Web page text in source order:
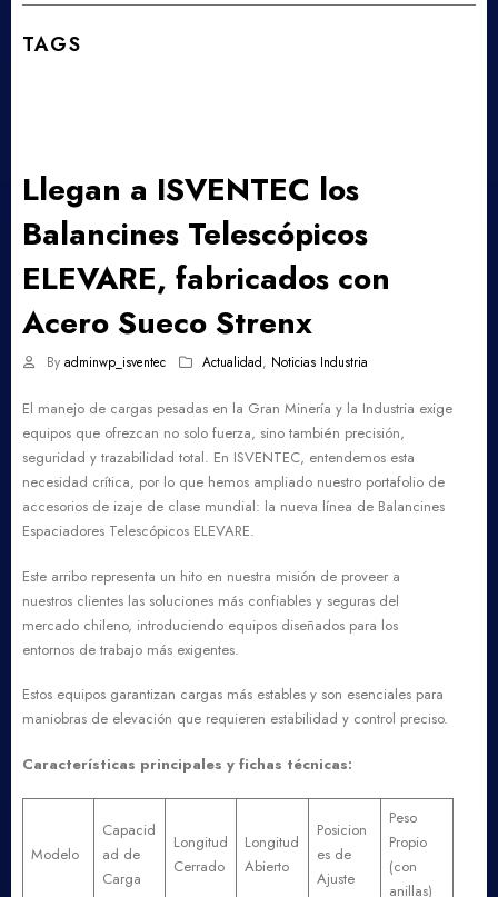
Llegan a ISVENTEC los
Balancines Telescópicos
ELEVARE, fabricados con
Acero Sueco Strenx
By adminwp_isventec Actualidad, Noticias Industria
El manejo de cargas pesadas en la Gran Minería y la Industria exige
equipos que ofrezcan no solo fuerza, sino también precisión,
seguridad y trazabilidad total. En ISVENTEC, entendemos esta
necesidad crítica, por lo que hemos ampliado nuestro portafolio de
accesorios de izaje de clase mundial: la nueva línea de Balancines
Espaciadores Telescópicos ELEVARE.
Este arribo representa un hito en nuestra misión de proveer a
nuestros clientes las soluciones más confiables y seguras del
mercado chileno, introduciendo equipos diseñados para los
entornos de trabajo más exigentes.
Estos equipos garantizan cargas más estables y son esenciales para
maniobras de elevación que requieren estabilidad y control preciso.
Características principales y fichas técnicas:
Modelo
Capacid
ad de
Carga
Longitud
Cerrado
Longitud
Abierto
Posicion
es de
Ajuste
Peso
Propio
(con
anillas)
TAGS